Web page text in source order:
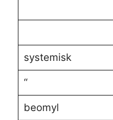
systemisk
“
beomyl